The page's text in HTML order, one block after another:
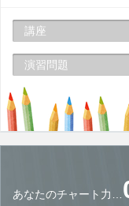
講座
演習問題
あなたのチャート力…